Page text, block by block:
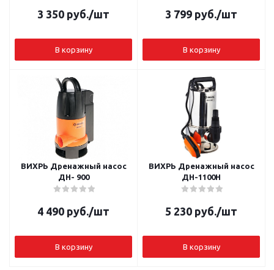
3 350 руб./шт
В корзину
3 799 руб./шт
В корзину
ВИХРЬ Дренажный насос
ДН- 900
4 490 руб./шт
В корзину
ВИХРЬ Дренажный насос
ДН-1100Н
5 230 руб./шт
В корзину